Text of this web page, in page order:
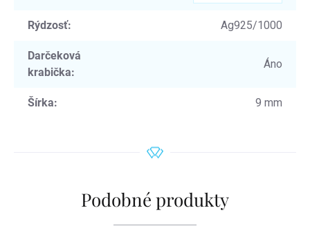
Rýdzosť: Ag925/1000
Darčeková
krabička:
Áno
Šírka: 9 mm
Podobné produkty